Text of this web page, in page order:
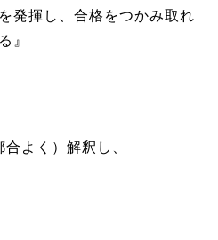
発揮し、合格をつかみ取れ
る』
よく）解釈し、